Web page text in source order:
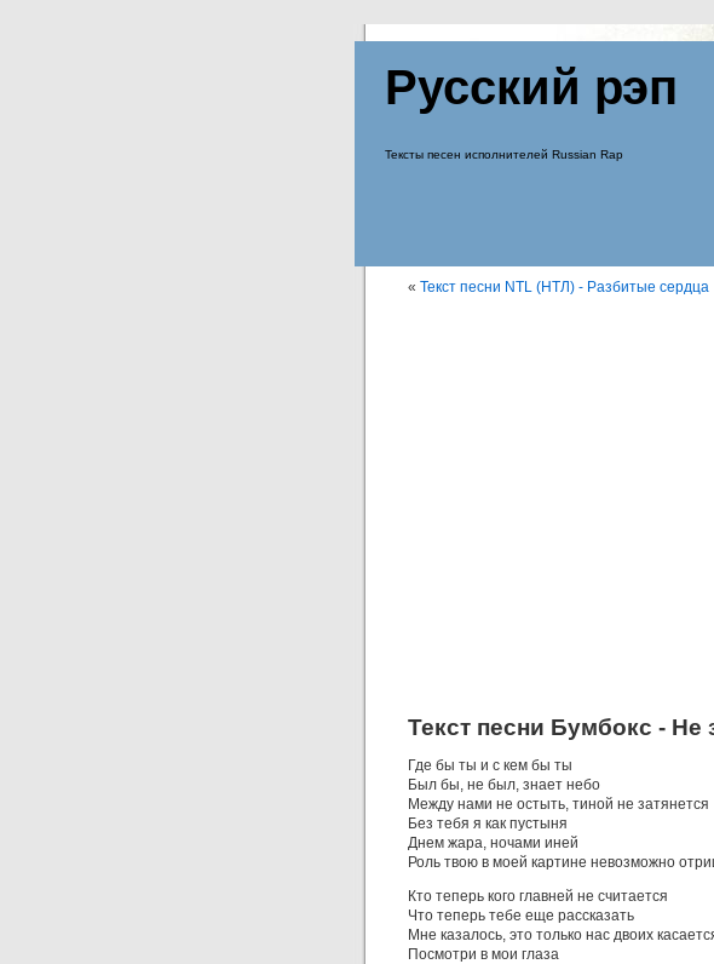
Русский рэп
Тексты песен исполнителей Russian Rap
« Текст песни NTL (НТЛ) - Разбитые сердца
Текст песни Бумбокс - Не
Где бы ты и с кем бы ты
Был бы, не был, знает небо
Между нами не остыть, тиной не затянется
Без тебя я как пустыня
Днем жара, ночами иней
Роль твою в моей картине невозможно
Кто теперь кого главней не считается
Что теперь тебе еще рассказать
Мне казалось, это только нас двоих
Посмотри в мои глаза